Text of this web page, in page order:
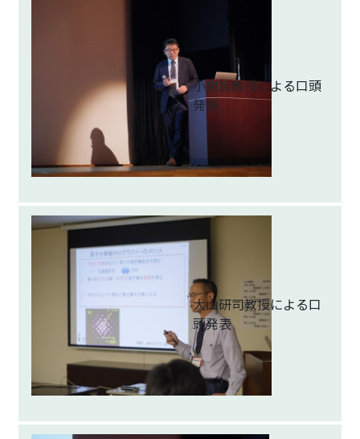
小泉智教授による口頭
発表
大山研司教授による口
頭発表